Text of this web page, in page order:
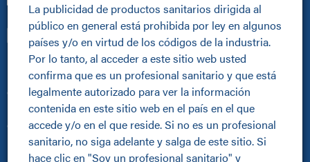
La publicidad de productos sanitarios dirigida al
público en general está prohibida por ley en algunos
países y/o en virtud de los códigos de la industria.
Por lo tanto, al acceder a este sitio web usted
confirma que es un profesional sanitario y que está
legalmente autorizado para ver la información
contenida en este sitio web en el país en el que
accede y/o en el que reside. Si no es un profesional
sanitario, no siga adelante y salga de este sitio. Si
hace clic en "Soy un profesional sanitario" y
Profesionales sanitarios
Comunidad en línea
Pioneros
Galería de casos
Profesionales sanitarios
Mejorar los itinerarios de los pacientes